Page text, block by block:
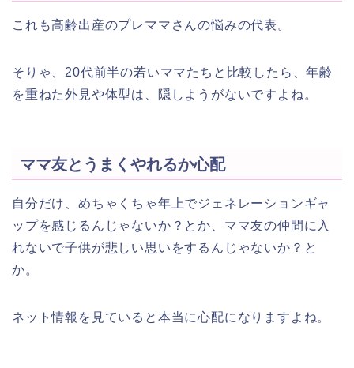
これも高齢出産のプレママさんの悩みの代表。
そりゃ、20代前半の若いママたちと比較したら、年齢
を重ねた外見や体型は、隠しようがないですよね。
ママ友とうまくやれるか心配
自分だけ、めちゃくちゃ年上でジェネレーションギャ
ップを感じるんじゃないか？とか、ママ友の仲間に入
れないで子供が悲しい思いをするんじゃないか？と
か。
ネット情報を見ていると本当に心配になりますよね。